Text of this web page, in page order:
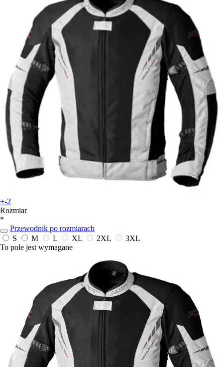
+-2
Rozmiar
*
Przewodnik po rozmiarach
S
M L XL 2XL
3XL
To pole jest wymagane